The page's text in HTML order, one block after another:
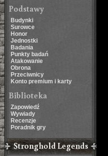
Podstawy
Budynki
Surowce
Honor
Jednostki
Badania
Punkty badań
Atakowanie
Obrona
Przeciwnicy
Konto premium i karty
Biblioteka
Zapowiedź
Wywiady
Recenzje
Poradnik gry
Stronghold Legends